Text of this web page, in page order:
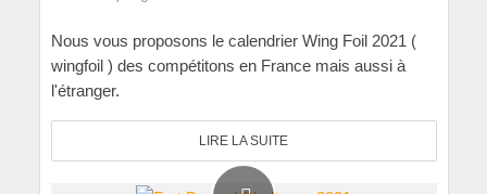
Nous vous proposons le calendrier Wing Foil 2021 (
wingfoil ) des compétitons en France mais aussi à
l'étranger.
LIRE LA SUITE